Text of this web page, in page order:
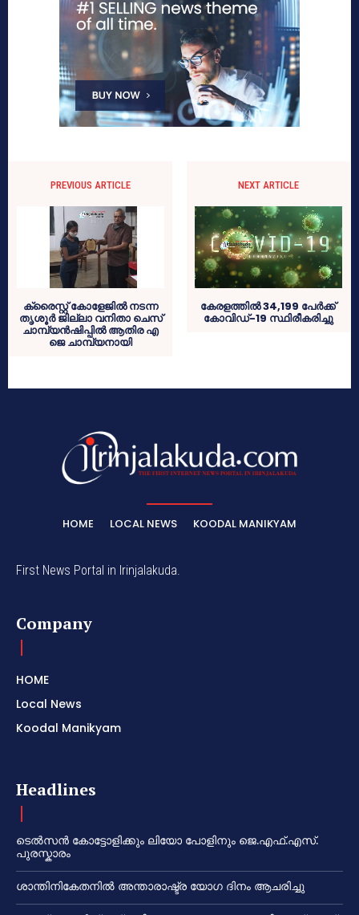
PREVIOUS ARTICLE
ക്രൈസ്റ്റ് കോളേജിൽ നടന്ന
തൃശൂർ ജില്ലാ വനിതാ ചെസ്
ചാമ്പ്യൻഷിപ്പിൽ ആതിര എ
ജെ ചാമ്പ്യനായി
NEXT ARTICLE
കേരളത്തില്‍ 34,199 പേര്‍ക്ക്
കോവിഡ്-19 സ്ഥിരീകരിച്ചു
HOME LOCAL NEWS KOODAL MANIKYAM
First News Portal in Irinjalakuda.
Company
HOME
Local News
Koodal Manikyam
Headlines
ടെൽസൻ കോട്ടോളിക്കും ലിയോ പോളിനും ജെ.എഫ്.എസ്.
പുരസ്കാരം
ശാന്തിനികേതനിൽ അന്താരാഷ്ട്ര യോഗ ദിനം ആചരിച്ചു